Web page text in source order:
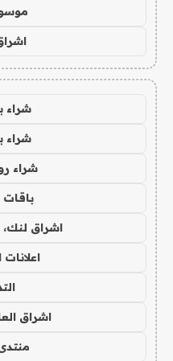
شراء
شراء
شراء
اشراق لنك،
اشراق